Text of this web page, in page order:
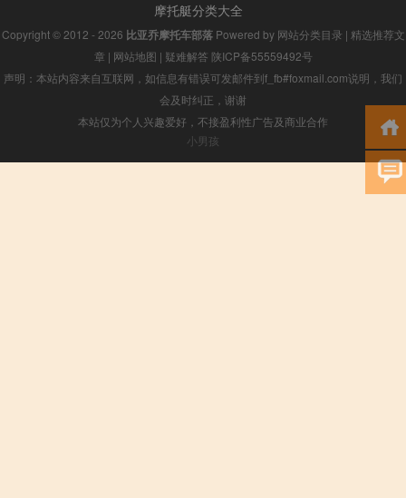
摩托艇分类大全
Copyright © 2012 - 2026 比亚乔摩托车部落Powered by 网站分类目录 | 精选推荐文
章 | 网站地图 | 疑难解答 陕ICP备55559492号
声明：本站内容来自互联网，如信息有错误可发邮件到f_fb#foxmail.com说明，我们
会及时纠正，谢谢
本站仅为个人兴趣爱好，不接盈利性广告及商业合作
小男孩